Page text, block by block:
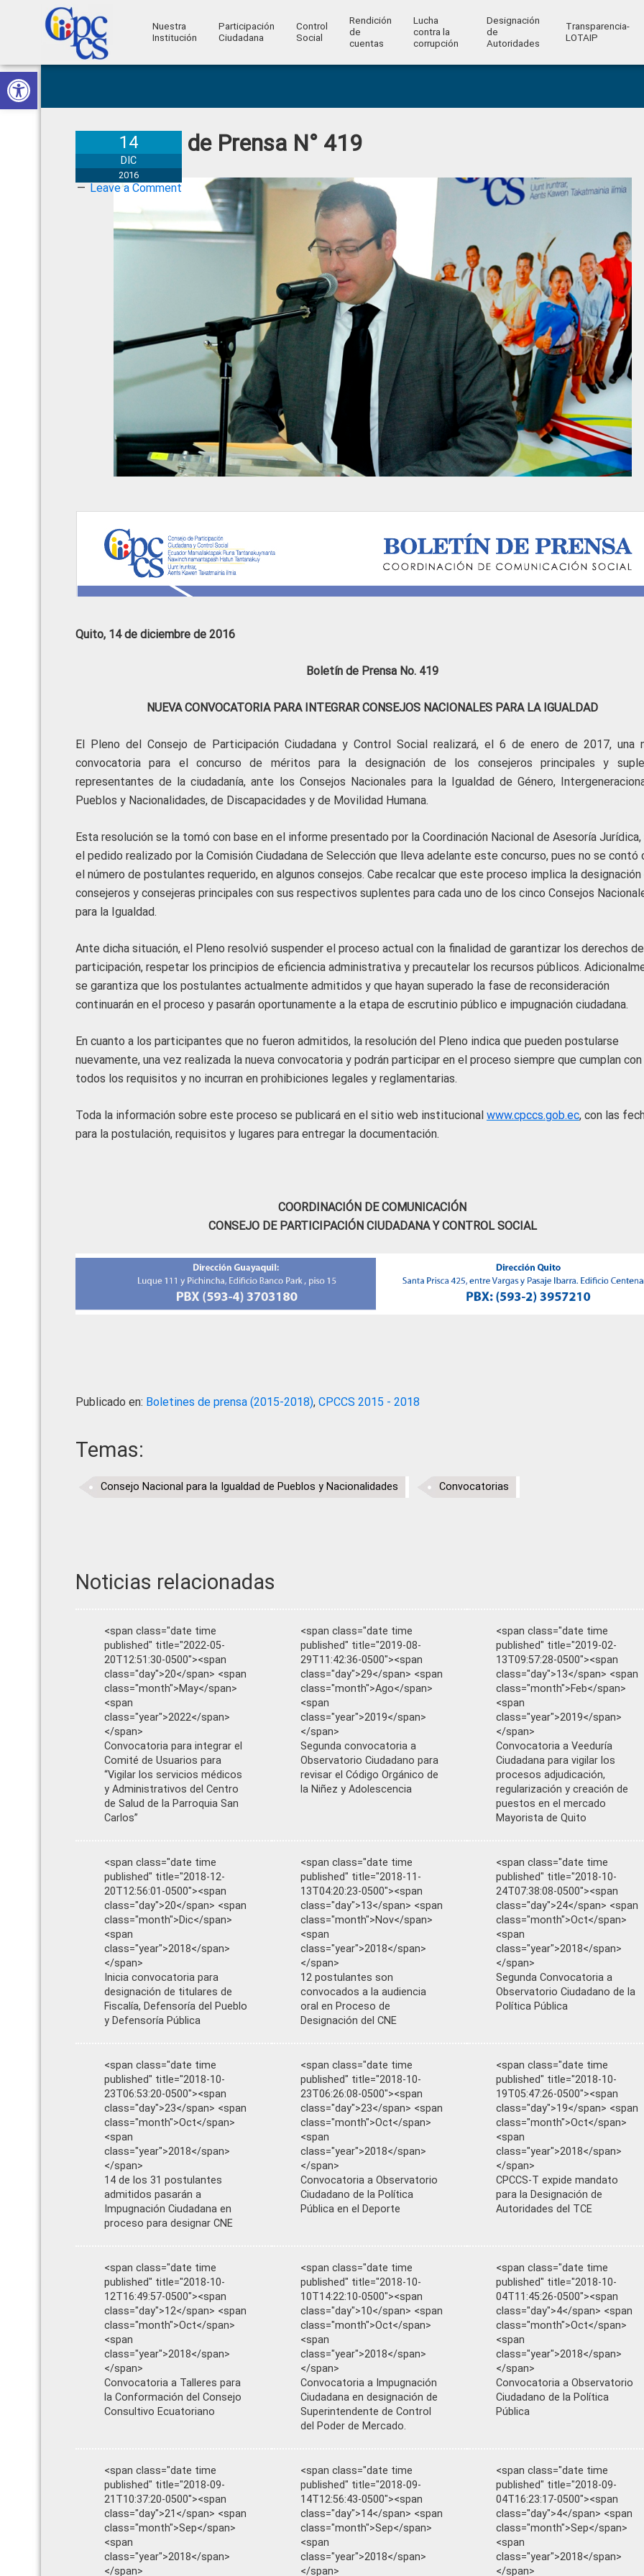
Abrir barra de herramientas
Skip
to
primary
Skip
to
main
Skip
to
primary
Skip
to
footer
Ciudadana
Control
Ciudadano
Nuestra
Institución
Participación
Ciudadana
Control
Social
Rendición
de
cuentas
Lucha
contra la
corrupción
Designación
de
Autoridades
Transparencia-
LOTAIP
Boletín de Prensa N° 419
14
DIC
2016
Leave a Comment
Quito, 14 de diciembre de 2016
Boletín de Prensa No. 419
NUEVA CONVOCATORIA PARA INTEGRAR CONSEJOS NACIONALES PARA LA IGUALDAD
El Pleno del Consejo de Participación Ciudadana y Control Social realizará, el 6 de enero de 2017, una
convocatoria para el concurso de méritos para la designación de los consejeros principales y
representantes de la ciudadanía, ante los Consejos Nacionales para la Igualdad de Género,
Pueblos y Nacionalidades, de Discapacidades y de Movilidad Humana.
Esta resolución se la tomó con base en el informe presentado por la Coordinación Nacional de Asesoría Jurídica,
el pedido realizado por la Comisión Ciudadana de Selección que lleva adelante este concurso, pues no se contó
el número de postulantes requerido, en algunos consejos. Cabe recalcar que este proceso implica la designación
consejeros y consejeras principales con sus respectivos suplentes para cada uno de los cinco Consejos
para la Igualdad.
Ante dicha situación, el Pleno resolvió suspender el proceso actual con la finalidad de garantizar los derechos de
participación, respetar los principios de eficiencia administrativa y precautelar los recursos públicos.
se garantiza que los postulantes actualmente admitidos y que hayan superado la fase de reconsideración
continuarán en el proceso y pasarán oportunamente a la etapa de escrutinio público e impugnación ciudadana.
En cuanto a los participantes que no fueron admitidos, la resolución del Pleno indica que pueden postularse
nuevamente, una vez realizada la nueva convocatoria y podrán participar en el proceso siempre que cumplan con
todos los requisitos y no incurran en prohibiciones legales y reglamentarias.
Toda la información sobre este proceso se publicará en el sitio web institucional www.cpccs.gob.ec, con las
para la postulación, requisitos y lugares para entregar la documentación.
COORDINACIÓN DE COMUNICACIÓN
CONSEJO DE PARTICIPACIÓN CIUDADANA Y CONTROL SOCIAL
Publicado en: Boletines de prensa (2015-2018), CPCCS 2015 - 2018
Temas:
Consejo Nacional para la Igualdad de Pueblos y Nacionalidades Convocatorias
Noticias relacionadas
<span class="date time
published" title="2022-05-
20T12:51:30-0500"><span
class="day">20</span> <span
class="month">May</span>
<span
class="year">2022</span>
</span>
Convocatoria para integrar el
Comité de Usuarios para
“Vigilar los servicios médicos
y Administrativos del Centro
de Salud de la Parroquia San
Carlos”
<span class="date time
published" title="2019-08-
29T11:42:36-0500"><span
class="day">29</span> <span
class="month">Ago</span>
<span
class="year">2019</span>
</span>
Segunda convocatoria a
Observatorio Ciudadano para
revisar el Código Orgánico de
la Niñez y Adolescencia
<span class="date time
published" title="2019-02-
13T09:57:28-0500"><span
class="day">13</span> <span
class="month">Feb</span>
<span
class="year">2019</span>
</span>
Convocatoria a Veeduría
Ciudadana para vigilar los
procesos adjudicación,
regularización y creación de
puestos en el mercado
Mayorista de Quito
<span class="date time
published" title="2018-12-
20T12:56:01-0500"><span
class="day">20</span> <span
class="month">Dic</span>
<span
class="year">2018</span>
</span>
Inicia convocatoria para
designación de titulares de
Fiscalía, Defensoría del Pueblo
y Defensoría Pública
<span class="date time
published" title="2018-11-
13T04:20:23-0500"><span
class="day">13</span> <span
class="month">Nov</span>
<span
class="year">2018</span>
</span>
12 postulantes son
convocados a la audiencia
oral en Proceso de
Designación del CNE
<span class="date time
published" title="2018-10-
24T07:38:08-0500"><span
class="day">24</span> <span
class="month">Oct</span>
<span
class="year">2018</span>
</span>
Segunda Convocatoria a
Observatorio Ciudadano de la
Política Pública
<span class="date time
published" title="2018-10-
23T06:53:20-0500"><span
class="day">23</span> <span
class="month">Oct</span>
<span
class="year">2018</span>
</span>
14 de los 31 postulantes
admitidos pasarán a
Impugnación Ciudadana en
proceso para designar CNE
<span class="date time
published" title="2018-10-
23T06:26:08-0500"><span
class="day">23</span> <span
class="month">Oct</span>
<span
class="year">2018</span>
</span>
Convocatoria a Observatorio
Ciudadano de la Política
Pública en el Deporte
<span class="date time
published" title="2018-10-
19T05:47:26-0500"><span
class="day">19</span> <span
class="month">Oct</span>
<span
class="year">2018</span>
</span>
CPCCS-T expide mandato
para la Designación de
Autoridades del TCE
<span class="date time
published" title="2018-10-
12T16:49:57-0500"><span
class="day">12</span> <span
class="month">Oct</span>
<span
class="year">2018</span>
</span>
Convocatoria a Talleres para
la Conformación del Consejo
Consultivo Ecuatoriano
<span class="date time
published" title="2018-10-
10T14:22:10-0500"><span
class="day">10</span> <span
class="month">Oct</span>
<span
class="year">2018</span>
</span>
Convocatoria a Impugnación
Ciudadana en designación de
Superintendente de Control
del Poder de Mercado.
<span class="date time
published" title="2018-10-
04T11:45:26-0500"><span
class="day">4</span> <span
class="month">Oct</span>
<span
class="year">2018</span>
</span>
Convocatoria a Observatorio
Ciudadano de la Política
Pública
<span class="date time
published" title="2018-09-
21T10:37:20-0500"><span
class="day">21</span> <span
class="month">Sep</span>
<span
class="year">2018</span>
</span>
<span class="date time
published" title="2018-09-
14T12:56:43-0500"><span
class="day">14</span> <span
class="month">Sep</span>
<span
class="year">2018</span>
</span>
<span class="date time
published" title="2018-09-
04T16:23:17-0500"><span
class="day">4</span> <span
class="month">Sep</span>
<span
class="year">2018</span>
</span>